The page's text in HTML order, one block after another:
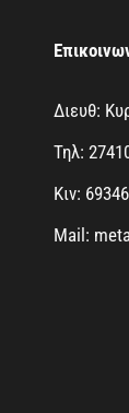
Διευθ:
Τηλ:
Κιν:
Mail: